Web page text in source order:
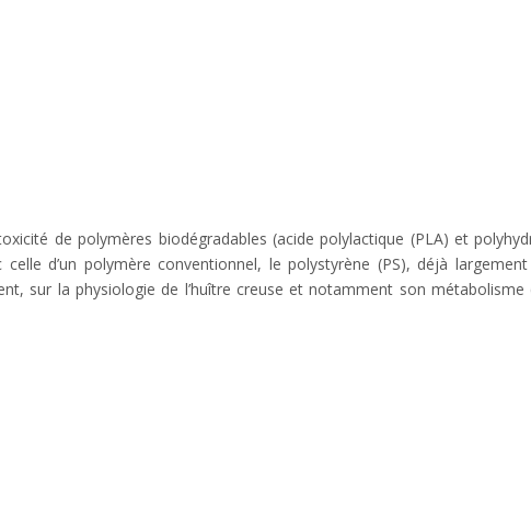
de polymères biodégradables (acide polylactique (PLA) et
d’un polymère conventionnel, le polystyrène (PS), déjà
sur la physiologie de l’huître creuse et notamment son